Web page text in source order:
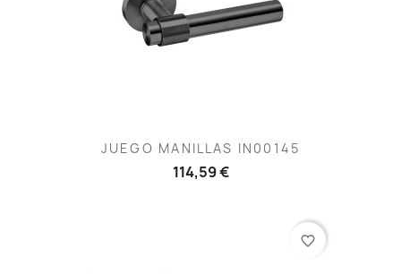
JUEGO MANILLAS IN00145
114,59 €
favorite_border